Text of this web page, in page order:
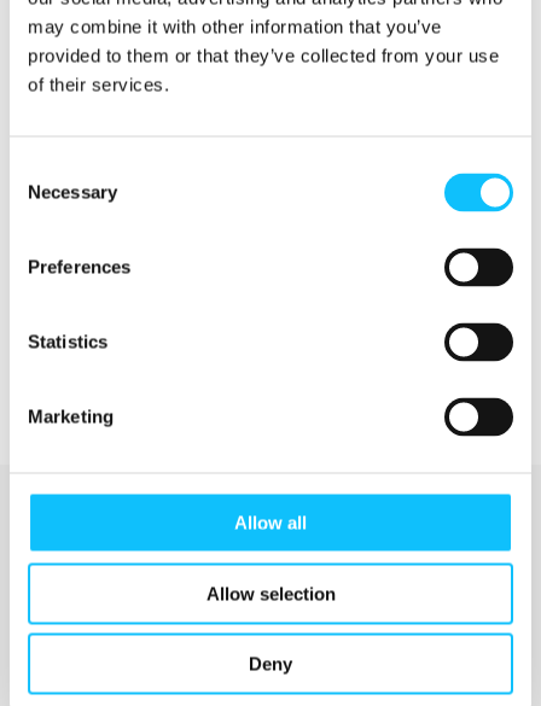
may combine it with other information that you’ve
provided to them or that they’ve collected from your use
of their services.
Selection
Necessary
Preferences
Statistics
Marketing
Allow all
Allow selection
Deny
Brasilia, Kanada, Saksa, Hollanti, Norja, Puola,
Espanja, Ruotsi, Sveitsi, Iso-Britannia ja
Yhdysvallat.